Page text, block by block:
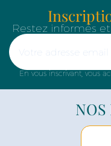
Restez informés
En vous inscrivant, vous
NOS